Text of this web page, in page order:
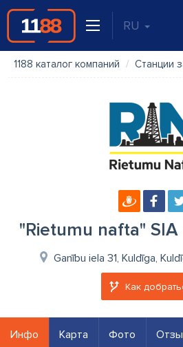
RU
1188 каталог компаний Станции
"Rietumu nafta" SIA
Ganību iela 31, Kuldīga,
Как
Инфо Карта Фото